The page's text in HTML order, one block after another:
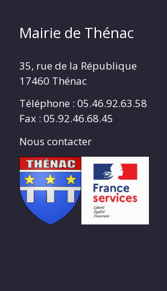
Mairie de Thénac
35, rue de la République
17460 Thénac
Téléphone : 05.46.92.63.58
Fax : 05.92.46.68.45
Nous contacter